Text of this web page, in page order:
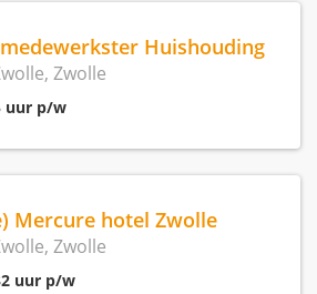
Huishouding
Zwolle
uur p/w
Mercure hotel Zwolle
Zwolle
uur p/w